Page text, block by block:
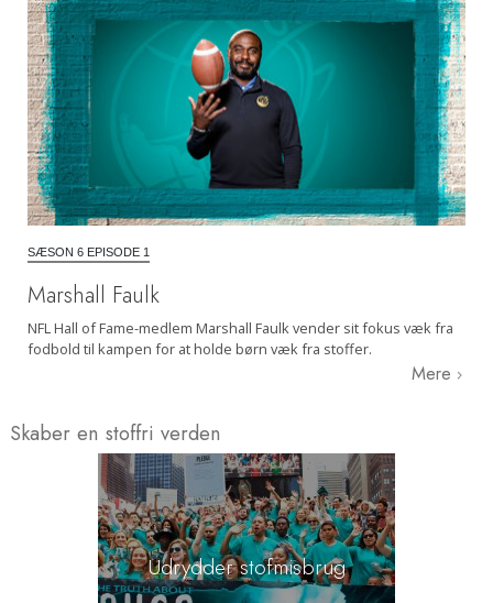
SÆSON 6 EPISODE 1
Marshall Faulk
NFL Hall of Fame-medlem Marshall Faulk vender sit fokus væk fra
fodbold til kampen for at holde børn væk fra stoffer.
Mere
Skaber en stoffri verden
Udrydder stofmisbrug